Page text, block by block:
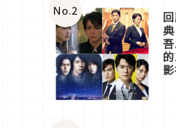
No.2